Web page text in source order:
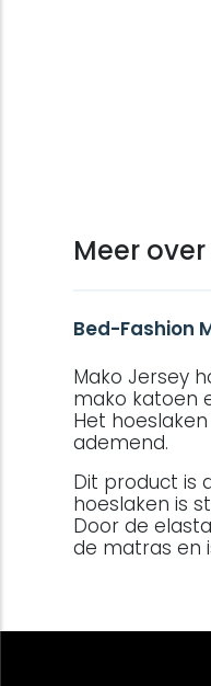
Meer
Bed-Fashion
Mako Jersey
mako katoen
Het
ademend.
Dit product is
hoeslaken is
Door de
de matras en